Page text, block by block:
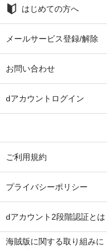
はじめての方へ
メールサービス登録/解除
お問い合わせ
dアカウントログイン
ご利用規約
プライバシーポリシー
dアカウント2段階認証とは
海賊版に関する取り組みに